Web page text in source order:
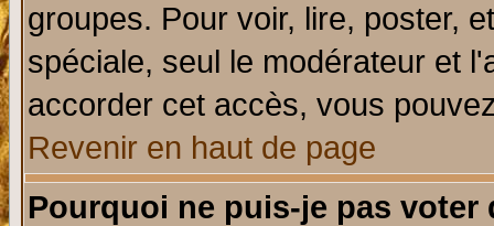
groupes. Pour voir, lire, poster,
spéciale, seul le modérateur et
accorder cet accès, vous
Revenir en haut de page
Pourquoi ne puis-je pas voter